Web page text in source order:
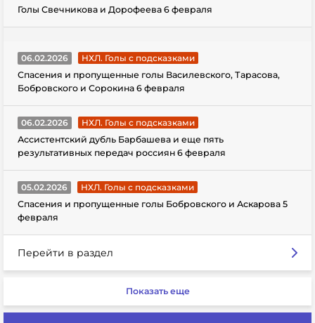
Голы Свечникова и Дорофеева 6 февраля
06.02.2026
НХЛ. Голы с подсказками
Спасения и пропущенные голы Василевского, Тарасова,
Бобровского и Сорокина 6 февраля
06.02.2026
НХЛ. Голы с подсказками
Ассистентский дубль Барбашева и еще пять
результативных передач россиян 6 февраля
05.02.2026
НХЛ. Голы с подсказками
Спасения и пропущенные голы Бобровского и Аскарова 5
февраля
Перейти в раздел
Показать еще